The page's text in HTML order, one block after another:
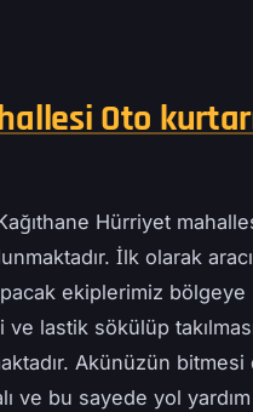
Oto
Hürriyet
İlk olarak
ekiplerimiz bölgeye
lastik sökülüp
Akünüzün bitmesi
ve bu sayede yol